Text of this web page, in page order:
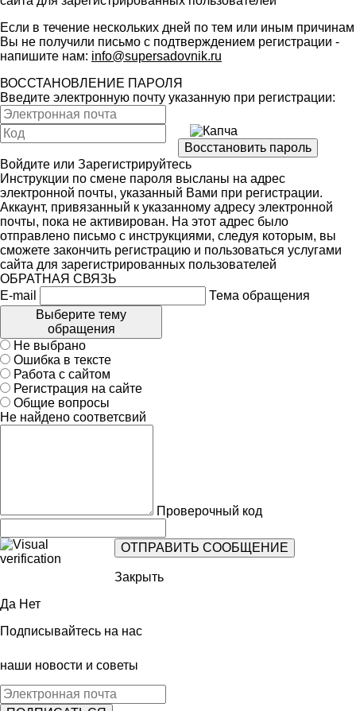
Если в течение нескольких дней по тем или иным причинам
Вы не получили письмо с подтверждением регистрации -
напишите нам: info@supersadovnik.ru
ВОССТАНОВЛЕНИЕ ПАРОЛЯ
Введите электронную почту указанную при регистрации:
Войдите или Зарегистрируйтесь
Инструкции по смене пароля высланы на адрес
электронной почты, указанный Вами при регистрации.
Аккаунт, привязанный к указанному адресу электронной
почты, пока не активирован. На этот адрес было
отправлено письмо с инструкциями, следуя которым, вы
сможете закончить регистрацию и пользоваться услугами
сайта для зарегистрированных пользователей
ОБРАТНАЯ СВЯЗЬ
E-mail
Тема обращения
Выберите тему
обращения
Не выбрано
Ошибка в тексте
Работа с сайтом
Регистрация на сайте
Общие вопросы
Не найдено соответсвий
Проверочный код
Закрыть
Да Нет
Подписывайтесь на нас
наши новости и советы